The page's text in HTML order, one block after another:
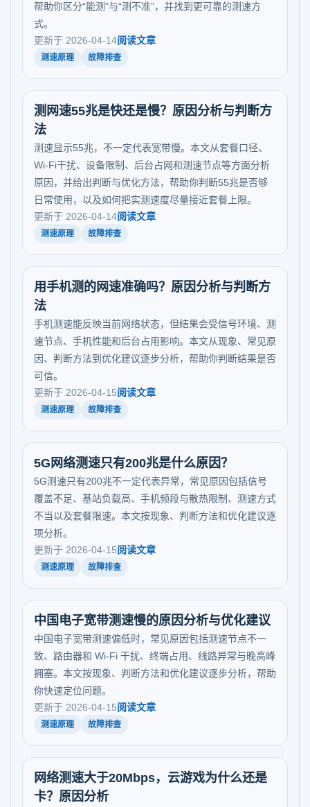
帮助你区分“能测”与“测不准”，并找到更可靠的测速方
式。
更新于 2026-04-14阅读文章
测速原理 故障排查
测网速55兆是快还是慢？原因分析与判断方
法
测速显示55兆，不一定代表宽带慢。本文从套餐口径、
Wi-Fi干扰、设备限制、后台占网和测速节点等方面分析
原因，并给出判断与优化方法，帮助你判断55兆是否够
日常使用，以及如何把实测速度尽量接近套餐上限。
更新于 2026-04-14阅读文章
测速原理 故障排查
用手机测的网速准确吗？原因分析与判断方
法
手机测速能反映当前网络状态，但结果会受信号环境、测
速节点、手机性能和后台占用影响。本文从现象、常见原
因、判断方法到优化建议逐步分析，帮助你判断结果是否
可信。
更新于 2026-04-15阅读文章
测速原理 故障排查
5G网络测速只有200兆是什么原因？
5G测速只有200兆不一定代表异常，常见原因包括信号
覆盖不足、基站负载高、手机频段与散热限制、测速方式
不当以及套餐限速。本文按现象、判断方法和优化建议逐
项分析。
更新于 2026-04-15阅读文章
测速原理 故障排查
中国电子宽带测速慢的原因分析与优化建议
中国电子宽带测速偏低时，常见原因包括测速节点不一
致、路由器和 Wi-Fi 干扰、终端占用、线路异常与晚高峰
拥塞。本文按现象、判断方法和优化建议逐步分析，帮助
你快速定位问题。
更新于 2026-04-15阅读文章
测速原理 故障排查
网络测速大于20Mbps，云游戏为什么还是
卡？原因分析